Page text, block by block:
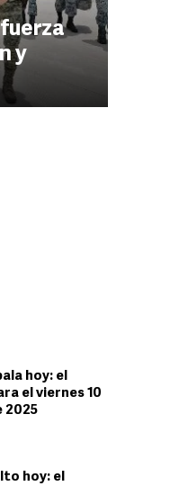
y
hoy: el
el viernes 10
2025
hoy: el